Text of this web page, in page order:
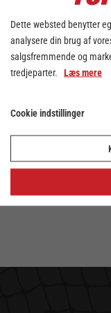
Dette websted benytter
analysere din brug af
salgsfremmende og
tredjeparter. Læs mere
Cookie indstillinger